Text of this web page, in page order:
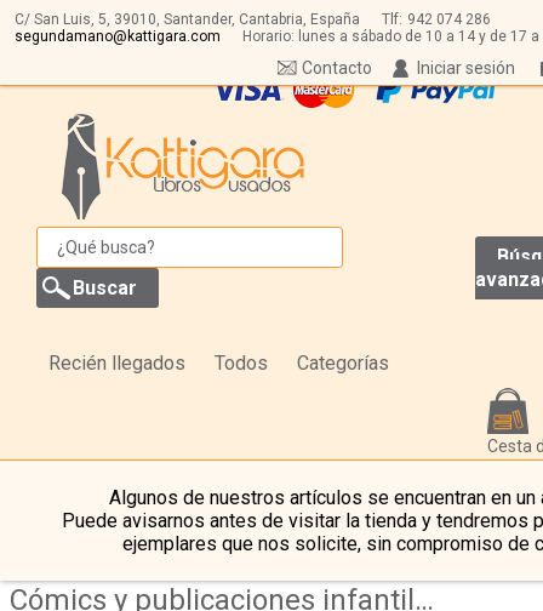
C/ San Luis, 5, 39010, Santander, Cantabria, España Tlf: 942 074 286
segundamano@kattigara.com
Horario: lunes a sábado de 10 a 14 y de 17 a
Iniciar sesión
Contacto
Recién llegados Todos Categorías
Cesta
Algunos de nuestros artículos se encuentran en un
Puede avisarnos antes de visitar la tienda y tendremos
ejemplares que nos solicite, sin compromiso de
Cómics y publicaciones infantiles antiguas